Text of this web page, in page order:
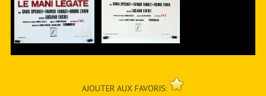
AJOUTER AUX FAVORIS: